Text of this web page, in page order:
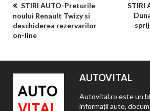
STIRI AUTO-Preturile
noului Renault Twizy si
deschiderea rezervarilor
on-line
STIRI
AUTOVITAL
Autovital.ro este un
informații auto,